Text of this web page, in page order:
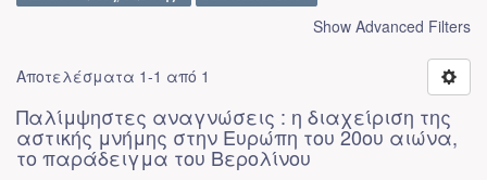
Show Advanced Filters
Αποτελέσματα 1-1 από 1
Παλίμψηστες αναγνώσεις : η διαχείριση της
αστικής μνήμης στην Ευρώπη του 20ου αιώνα,
το παράδειγμα του Βερολίνου